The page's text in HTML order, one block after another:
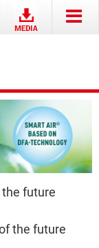
the future
the future